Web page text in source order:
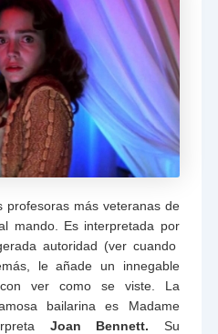
profesoras más veteranas de
mando. Es interpretada por
autoridad (ver cuando
le añade un innegable
ver como se viste. La
bailarina es Madame
Joan Bennett. Su